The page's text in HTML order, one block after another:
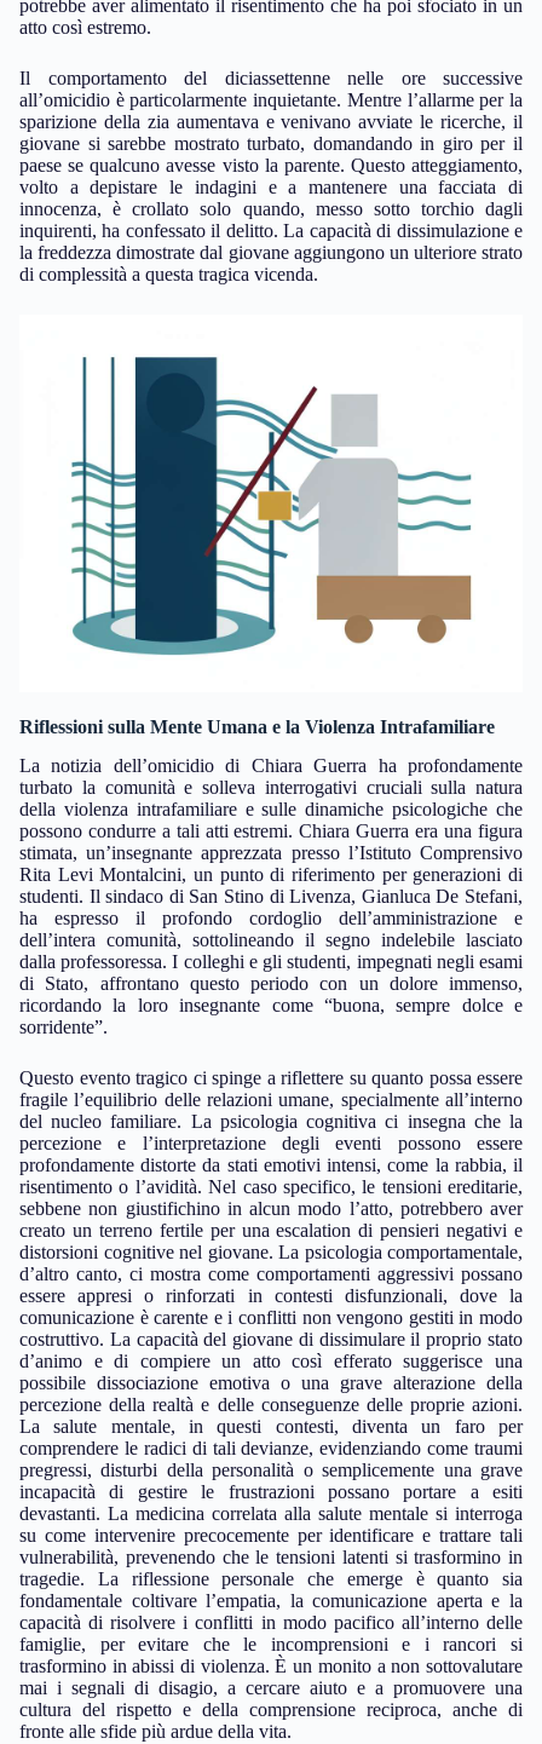
potrebbe aver alimentato il risentimento che ha poi sfociato in un
atto così estremo.
Il comportamento del diciassettenne nelle ore successive
all’omicidio è particolarmente inquietante. Mentre l’allarme per la
sparizione della zia aumentava e venivano avviate le ricerche, il
giovane si sarebbe mostrato turbato, domandando in giro per il
paese se qualcuno avesse visto la parente. Questo atteggiamento,
volto a depistare le indagini e a mantenere una facciata di
innocenza, è crollato solo quando, messo sotto torchio dagli
inquirenti, ha confessato il delitto. La capacità di dissimulazione e
la freddezza dimostrate dal giovane aggiungono un ulteriore strato
di complessità a questa tragica vicenda.
Riflessioni sulla Mente Umana e la Violenza Intrafamiliare
La notizia dell’omicidio di Chiara Guerra ha profondamente
turbato la comunità e solleva interrogativi cruciali sulla natura
della violenza intrafamiliare e sulle dinamiche psicologiche che
possono condurre a tali atti estremi. Chiara Guerra era una figura
stimata, un’insegnante apprezzata presso l’Istituto Comprensivo
Rita Levi Montalcini, un punto di riferimento per generazioni di
studenti. Il sindaco di San Stino di Livenza, Gianluca De Stefani,
ha espresso il profondo cordoglio dell’amministrazione e
dell’intera comunità, sottolineando il segno indelebile lasciato
dalla professoressa. I colleghi e gli studenti, impegnati negli esami
di Stato, affrontano questo periodo con un dolore immenso,
ricordando la loro insegnante come “buona, sempre dolce e
sorridente”.
Questo evento tragico ci spinge a riflettere su quanto possa essere
fragile l’equilibrio delle relazioni umane, specialmente all’interno
del nucleo familiare. La psicologia cognitiva ci insegna che la
percezione e l’interpretazione degli eventi possono essere
profondamente distorte da stati emotivi intensi, come la rabbia, il
risentimento o l’avidità. Nel caso specifico, le tensioni ereditarie,
sebbene non giustifichino in alcun modo l’atto, potrebbero aver
creato un terreno fertile per una escalation di pensieri negativi e
distorsioni cognitive nel giovane. La psicologia comportamentale,
d’altro canto, ci mostra come comportamenti aggressivi possano
essere appresi o rinforzati in contesti disfunzionali, dove la
comunicazione è carente e i conflitti non vengono gestiti in modo
costruttivo. La capacità del giovane di dissimulare il proprio stato
d’animo e di compiere un atto così efferato suggerisce una
possibile dissociazione emotiva o una grave alterazione della
percezione della realtà e delle conseguenze delle proprie azioni.
La salute mentale, in questi contesti, diventa un faro per
comprendere le radici di tali devianze, evidenziando come traumi
pregressi, disturbi della personalità o semplicemente una grave
incapacità di gestire le frustrazioni possano portare a esiti
devastanti. La medicina correlata alla salute mentale si interroga
su come intervenire precocemente per identificare e trattare tali
vulnerabilità, prevenendo che le tensioni latenti si trasformino in
tragedie. La riflessione personale che emerge è quanto sia
fondamentale coltivare l’empatia, la comunicazione aperta e la
capacità di risolvere i conflitti in modo pacifico all’interno delle
famiglie, per evitare che le incomprensioni e i rancori si
trasformino in abissi di violenza. È un monito a non sottovalutare
mai i segnali di disagio, a cercare aiuto e a promuovere una
cultura del rispetto e della comprensione reciproca, anche di
fronte alle sfide più ardue della vita.